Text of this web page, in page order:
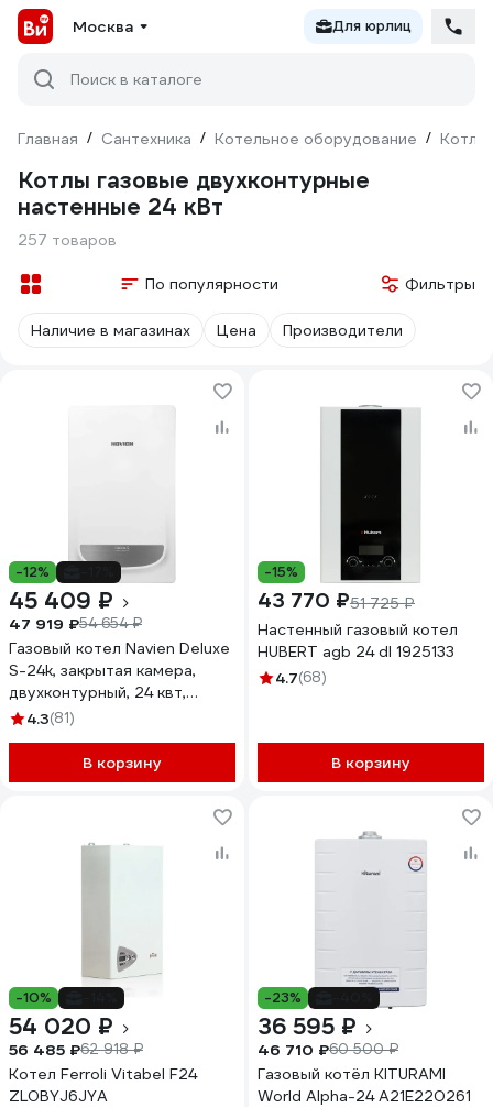
Москва Для юрлиц
Поиск в каталоге
Главная / Сантехника / Котельное оборудование / Котлы
Котлы газовые двухконтурные
настенные 24 кВт
257 товаров
По популярности Фильтры
Наличие в магазинах Цена Производители
-12%
45 409 ₽
47 919 ₽54 654 ₽
Газовый котел Navien Deluxe
S-24k, закрытая камера,
двухконтурный, 24 квт,
коаксиальный НС-1205510
4.3(81)
В корзину
-15%
43 770 ₽51 725 ₽
Настенный газовый котел
HUBERT agb 24 dl 1925133
4.7(68)
В корзину
-10%
54 020 ₽
56 485 ₽62 918 ₽
Котел Ferroli Vitabel F24
ZL0BYJ6JYA
-23%
36 595 ₽
46 710 ₽60 500 ₽
Газовый котёл KITURAMI
World Alpha-24 A21E220261